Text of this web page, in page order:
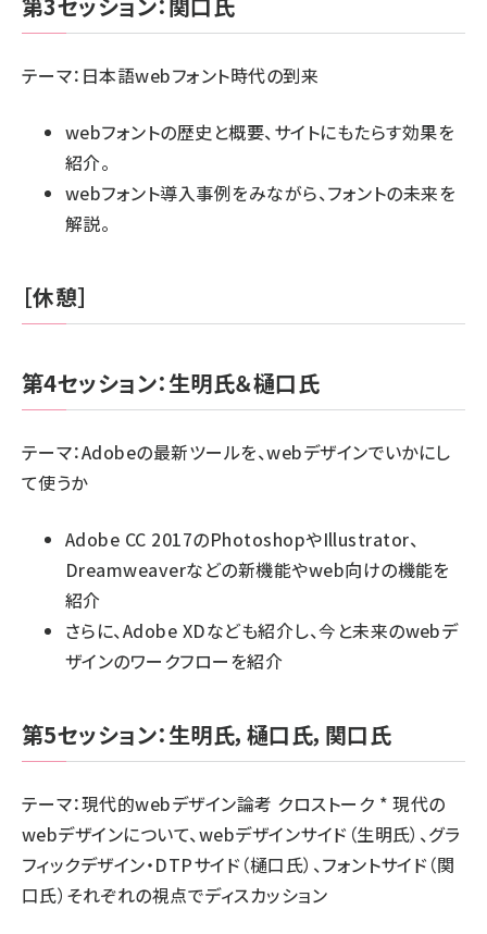
テーマ：日本語webフォント時代の到来
webフォントの歴史と概要、サイトにもたらす効果を
紹介。
webフォント導入事例をみながら、フォントの未来を
解説。
［休憩］
第4セッション：生明氏＆樋口氏
テーマ：Adobeの最新ツールを、webデザインでいかにし
て使うか
Adobe CC 2017のPhotoshopやIllustrator、
Dreamweaverなどの新機能やweb向けの機能を
紹介
さらに、Adobe XDなども紹介し、今と未来のwebデ
ザインのワークフローを紹介
第5セッション：生明氏，樋口氏，関口氏
テーマ：現代的webデザイン論考 クロストーク * 現代の
webデザインについて、webデザインサイド（生明氏）、グラ
フィックデザイン・DTPサイド（樋口氏）、フォントサイド（関
口氏）それぞれの視点でディスカッション